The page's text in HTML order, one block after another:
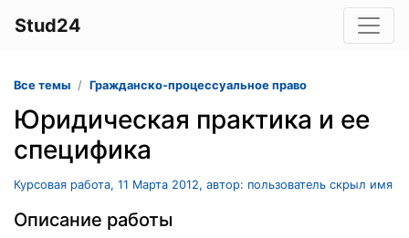
Stud24
Все темы Гражданско-процессуальное право
Юридическая практика и ее
специфика
Курсовая работа, 11 Марта 2012, автор: пользователь скрыл имя
Описание работы